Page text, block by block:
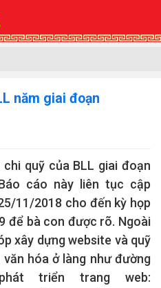
năm giai đoạn
quỹ của BLL giai đoạn
cáo này liên tục cập
11/2018 cho đến kỳ họp
để bà con được rõ. Ngoài
xây dựng website và quỹ
hóa ở làng như đường
triển trang web: